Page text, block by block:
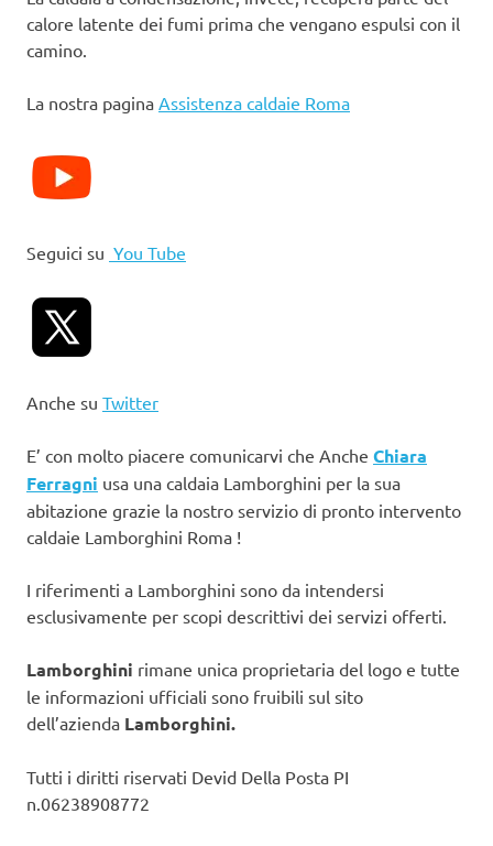
calore latente dei fumi prima che vengano espulsi con il
camino.
La nostra pagina Assistenza caldaie Roma
Seguici su You Tube
Anche su Twitter
E’ con molto piacere comunicarvi che Anche Chiara
Ferragni usa una caldaia Lamborghini per la sua
abitazione grazie la nostro servizio di pronto intervento
caldaie Lamborghini Roma !
I riferimenti a Lamborghini sono da intendersi
esclusivamente per scopi descrittivi dei servizi offerti.
Lamborghini rimane unica proprietaria del logo e tutte
le informazioni ufficiali sono fruibili sul sito
dell’azienda Lamborghini.
Tutti i diritti riservati Devid Della Posta PI
n.06238908772